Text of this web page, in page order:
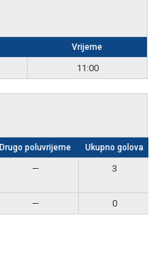
Vrijeme
11:00
Drugo poluvrijeme Ukupno golova
— 3
— 0